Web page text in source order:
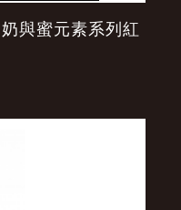
與蜜元素系列紅